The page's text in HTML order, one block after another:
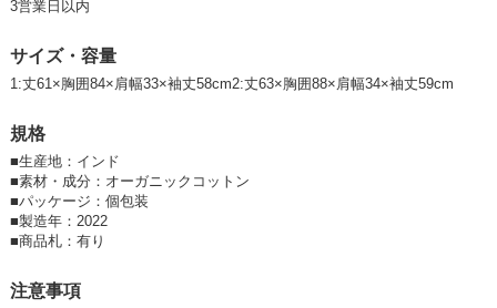
社名の「シサム」とはアイヌ語で「隣人」という意味。
フェアトレード：継続的な商品の売買を通して、生産者を支援する仕組み
として生まれた貿易のこと。一時的なチャリティではなく労働への対価と
して適正な価格を支払い、経済的に厳しい状況にいる人々の生活改善と自
立を支援する仕組みです。また商品代金とは別に支払われるフェアトレー
ド・プレミアム（上乗せ金）は、生産者団体全体の生産体制強化等に活か
gQAbJ3c0IUk
3営業日以内
サイズ・容量
1:丈61×胸囲84×肩幅33×袖丈58cm2:丈63×胸囲88×肩幅34×袖丈59cm
規格
■生産地：インド
■素材・成分：オーガニックコットン
■パッケージ：個包装
■製造年：2022
■商品札：有り
注意事項